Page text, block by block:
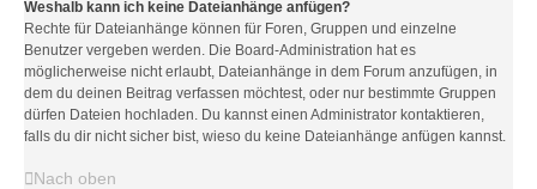
Weshalb kann ich keine Dateianhänge anfügen?
Rechte für Dateianhänge können für Foren, Gruppen und einzelne
Benutzer vergeben werden. Die Board-Administration hat es
möglicherweise nicht erlaubt, Dateianhänge in dem Forum anzufügen, in
dem du deinen Beitrag verfassen möchtest, oder nur bestimmte Gruppen
dürfen Dateien hochladen. Du kannst einen Administrator kontaktieren,
falls du dir nicht sicher bist, wieso du keine Dateianhänge anfügen kannst.
Nach oben